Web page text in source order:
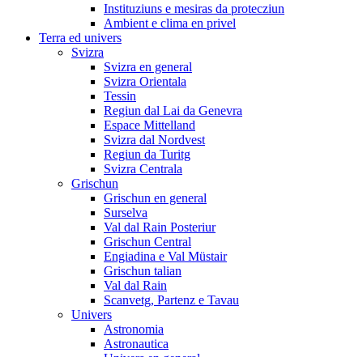
Instituziuns e mesiras da protecziun
Ambient e clima en privel
Terra ed univers
Svizra
Svizra en general
Svizra Orientala
Tessin
Regiun dal Lai da Genevra
Espace Mittelland
Svizra dal Nordvest
Regiun da Turitg
Svizra Centrala
Grischun
Grischun en general
Surselva
Val dal Rain Posteriur
Grischun Central
Engiadina e Val Müstair
Grischun talian
Val dal Rain
Scanvetg, Partenz e Tavau
Univers
Astronomia
Astronautica